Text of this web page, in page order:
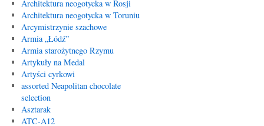
Architektura neogotycka w Rosji
Architektura neogotycka w Toruniu
Arcymistrzynie szachowe
Armia „Łódź”
Armia starożytnego Rzymu
Artykuły na Medal
Artyści cyrkowi
assorted Neapolitan chocolate
selection
Asztarak
ATC-A12